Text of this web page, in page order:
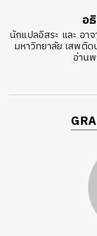
อ
นักแปลอิสระ และ อ
มหาวิทยาลัย เสพติด
อ่าน